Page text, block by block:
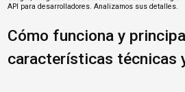
API para desarrolladores. Analizamos sus detalles.
Cómo funciona y
características técnicas